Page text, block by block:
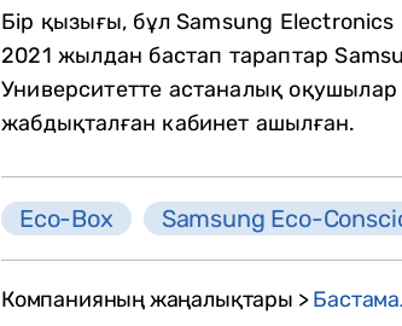
Бір қызығы, бұл Samsung Electronics
2021 жылдан бастап тараптар
Университетте астаналық оқушылар
жабдықталған кабинет ашылған.
Eco-Box Samsung Eco-
Компанияның жаңалықтары >